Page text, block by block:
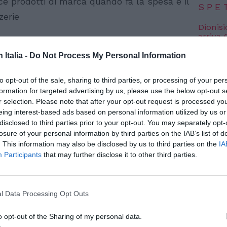
Italia - Do Not Process My Personal Information
opt-out of the sale, sharing to third parties, or processing of your
for targeted advertising by us, please use the below opt-out
selection. Please note that after your opt-out request is processed
interest-based ads based on personal information utilized by us
to third parties prior to your opt-out. You may separately
of your personal information by third parties on the IAB’s list of
This information may also be disclosed by us to third parties on the
Participants that may further disclose it to other third parties.
Data Processing Opt Outs
opt-out of the Sharing of my personal data.
percepiscono gli immigrati diversi da
a italianizzarsi. Chi li vuole ancorati alla
al made in Italy e chiusi nelle proprie
C’è un’ampia schiera di migranti
una fiat e gioca al Superenalotto. Lo
– the melting pot" svolta da
Etnocom etnomarketing. L’indagine
sui consumi degli stranieri che vivono
di duemila persone intervistate.
residenti regolarmente in Italia il 34%
dei casi nuova, metà usa i mezzi
il 15% ha un finanziamento, il 70%
arriva
7